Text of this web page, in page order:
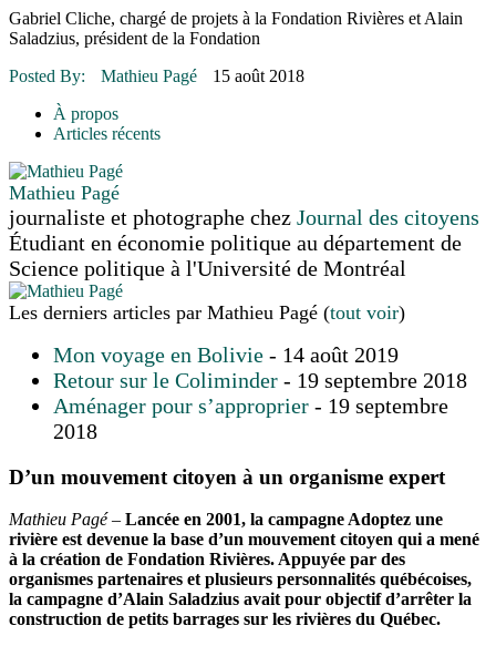
16 juillet 2026 | CULTURE
16 juillet 2026 | POLITIQUE
16 juillet 2026
COMMUNAUTAIRE
Gabriel Cliche, chargé de projets à la Fondation Rivières et Alain
Saladzius, président de la Fondation
Posted By:
Mathieu Pagé
15 août 2018
À propos
Articles récents
Mathieu Pagé
journaliste et photographe chez Journal des citoyens
Étudiant en économie politique au département de
Science politique à l'Université de Montréal
Les derniers articles par Mathieu Pagé (tout voir)
Mon voyage en Bolivie - 14 août 2019
Retour sur le Coliminder - 19 septembre 2018
Aménager pour s’approprier - 19 septembre
2018
D’un mouvement citoyen à un organisme expert
Mathieu Pagé – Lancée en 2001, la campagne Adoptez une
rivière est devenue la base d’un mouvement citoyen qui a mené
à la création de Fondation Rivières. Appuyée par des
organismes partenaires et plusieurs personnalités québécoises,
la campagne d’Alain Saladzius avait pour objectif d’arrêter la
construction de petits barrages sur les rivières du Québec.